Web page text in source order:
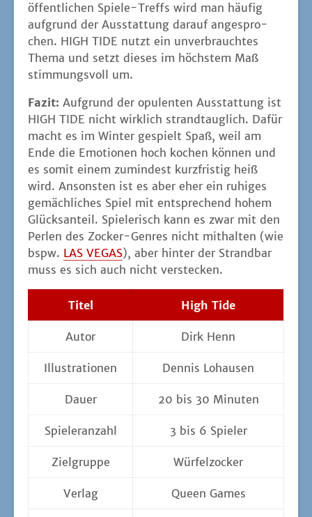
öffent­li­chen Spie­le-Treffs wird man häu­fig
auf­grund der Aus­stat­tung dar­auf ange­spro­
chen. HIGH TIDE nutzt ein unver­brauch­tes
The­ma und setzt die­ses im höchs­tem Maß
stim­mungs­voll um.
Fazit: Auf­grund der opu­len­ten Aus­stat­tung ist
HIGH TIDE nicht wirk­lich strand­taug­lich. Dafür
macht es im Win­ter gespielt Spaß, weil am
Ende die Emo­tio­nen hoch kochen kön­nen und
es somit einem zumin­dest kurz­fris­tig heiß
wird. Ansons­ten ist es aber eher ein ruhi­ges
gemäch­li­ches Spiel mit ent­spre­chend hohem
Glücks­an­teil. Spie­le­risch kann es zwar mit den
Per­len des Zocker-Gen­res nicht mit­hal­ten (wie
bspw. LAS VEGAS), aber hin­ter der Strand­bar
muss es sich auch nicht verstecken.
Titel High Tide
Autor Dirk Henn
Illus­tra­tio­nen Den­nis Lohausen
Dau­er 20 bis 30 Minuten
Spie­ler­an­zahl 3 bis 6 Spieler
Ziel­grup­pe Wür­fel­zo­cker
Ver­lag Queen Games